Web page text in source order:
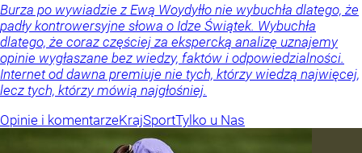
Burza po wywiadzie z Ewą Woydyłło nie wybuchła dlatego, że
padły kontrowersyjne słowa o Idze Świątek. Wybuchła
dlatego, że coraz częściej za ekspercką analizę uznajemy
opinie wygłaszane bez wiedzy, faktów i odpowiedzialności.
Internet od dawna premiuje nie tych, którzy wiedzą najwięcej,
lecz tych, którzy mówią najgłośniej.
Opinie i komentarzeKrajSportTylko u Nas